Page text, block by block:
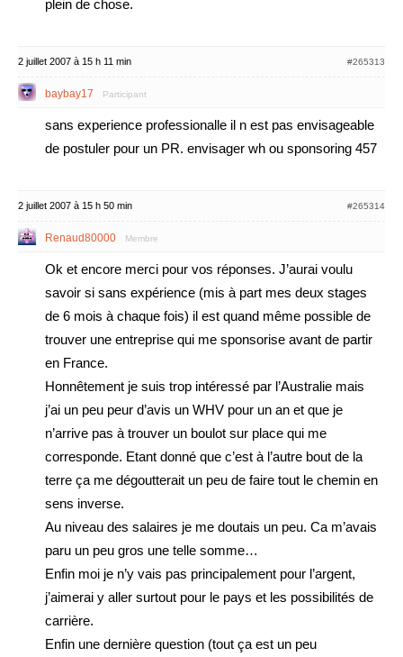
plein de chose.
2 juillet 2007 à 15 h 11 min #265313
baybay17 Participant
sans experience professionalle il n est pas envisageable
de postuler pour un PR. envisager wh ou sponsoring 457
2 juillet 2007 à 15 h 50 min #265314
Renaud80000 Membre
Ok et encore merci pour vos réponses. J’aurai voulu
savoir si sans expérience (mis à part mes deux stages
de 6 mois à chaque fois) il est quand même possible de
trouver une entreprise qui me sponsorise avant de partir
en France.
Honnêtement je suis trop intéressé par l’Australie mais
j’ai un peu peur d’avis un WHV pour un an et que je
n’arrive pas à trouver un boulot sur place qui me
corresponde. Etant donné que c’est à l’autre bout de la
terre ça me dégoutterait un peu de faire tout le chemin en
sens inverse.
Au niveau des salaires je me doutais un peu. Ca m’avais
paru un peu gros une telle somme…
Enfin moi je n’y vais pas principalement pour l’argent,
j’aimerai y aller surtout pour le pays et les possibilités de
carrière.
Enfin une dernière question (tout ça est un peu